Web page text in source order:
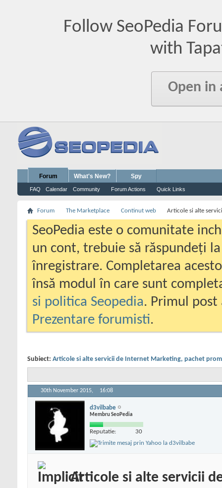
Follow SeoPedia
with
Open in
Forum
FAQ Calendar Community Forum Actions Quick Links
What's New? Spy
Forum The Marketplace Continut web Articole si alte
SeoPedia este o comunitate
un cont, trebuie să răspundeți
înregistrare. Completarea
însă modul în care sunt
si politica Seopedia. Primul
Prezentare forumisti.
Subiect: Articole si alte servicii de Internet Marketing, pachet
30th November 2015, 16:08
d3vilbabe
Membru SeoPedia
Reputatie: 30
Articole si alte servicii